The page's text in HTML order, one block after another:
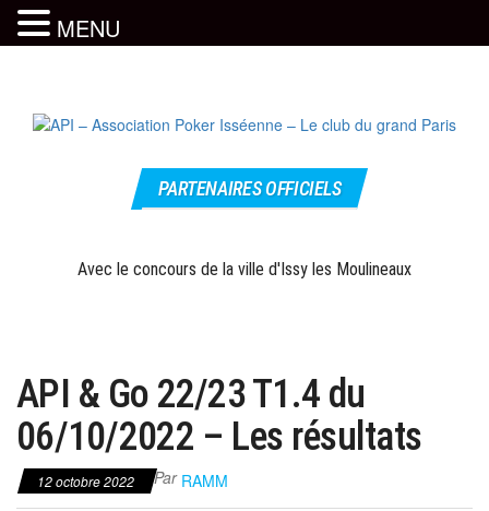
content
API –
Association
Isséenne –
officiel
PARTENAIRES OFFICIELS
Avec le concours de la ville d'Issy les Moulineaux
API & Go 22/23 T1.4 du
06/10/2022 – Les résultats
12 octobre 2022 Par RAMM
MENU